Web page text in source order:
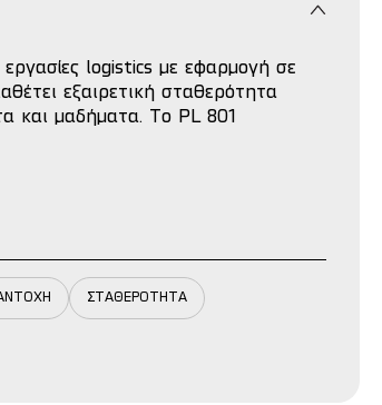
εργασίες logistics με εφαρμογή σε
εξαιρετική σταθερότητα
και μαδήματα. Το PL 801
ΣΤΑΘΕΡΟΤΗΤΑ